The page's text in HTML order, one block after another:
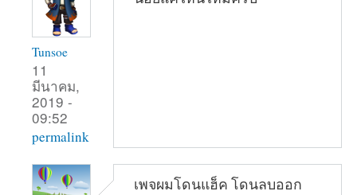
Tunsoe
11
มีนาคม,
2019 -
09:52
permalink
เพจผมโดนแฮ็ค โดนลบออก